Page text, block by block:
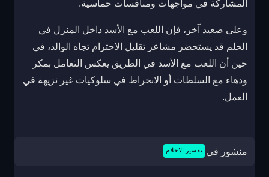
المشاركة في مواجهات ومنافسات حماسية.
وعلى صعيد آخر، فإن اللعب مع الأسد داخل المنزل في
الحلم قد يستحضر مشاعر تقليل الاحترام تجاه الوالد، في
حين أن اللعب مع الأسد في الطريق يعكس التعامل بمكر
ودهاء مع السلطات أو الانخراط في سلوكيات غير نزيهة في
العمل.
منشور في تفسير الاحلام